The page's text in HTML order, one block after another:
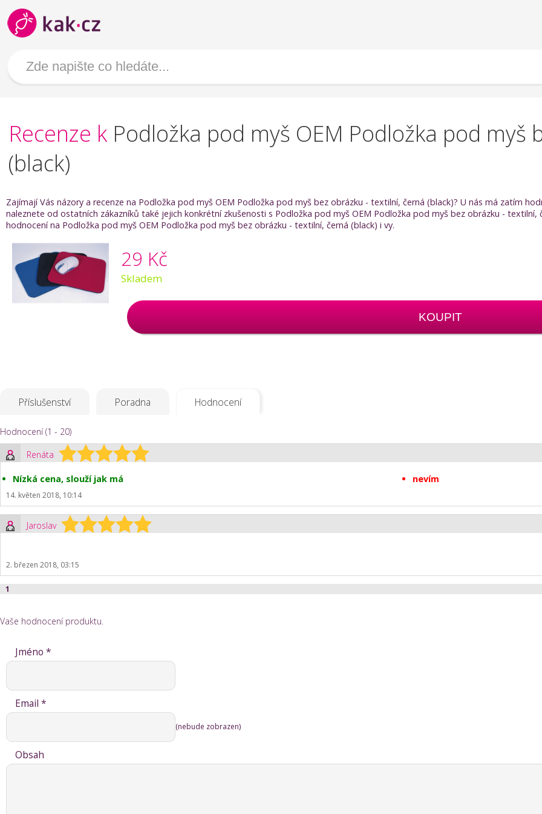
Recenze k Podložka pod myš OEM Podložka pod myš
(black)
Zajímají Vás názory a recenze na Podložka pod myš OEM Podložka pod myš bez obrázku - textilní, černá (black)? U nás má zatím
naleznete od ostatních zákazníků také jejich konkrétní zkušenosti s Podložka pod myš OEM Podložka pod myš bez obrázku -
hodnocení na Podložka pod myš OEM Podložka pod myš bez obrázku - textilní, černá (black) i vy.
29 Kč
Skladem
KOUPIT
Příslušenství Poradna Hodnocení
Hodnocení (1 - 20)
Renáta
Nízká cena, slouží jak má nevím
14. květen 2018, 10:14
Jaroslav
2. březen 2018, 03:15
1
Vaše hodnocení produktu.
Jméno *
Email *
(nebude zobrazen)
Obsah